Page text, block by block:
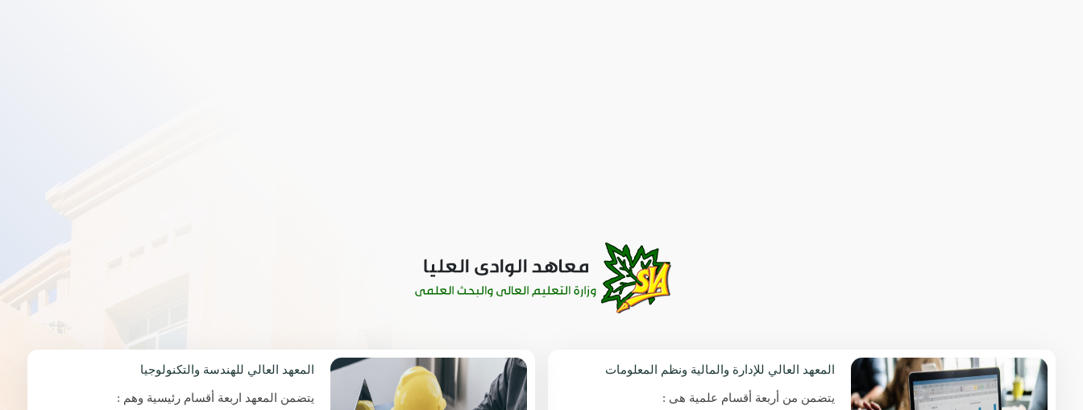
المعهد العالي للإدارة والمالية ونظم المعلومات
يتضمن من أربعة أقسام علمية هى :
المعهد العالي للهندسة والتكنولوجيا
يتضمن المعهد اربعة أقسام رئيسية وهم :